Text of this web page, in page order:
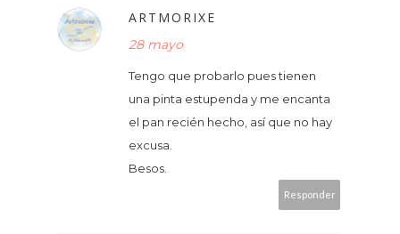
ARTMORIXE
28 mayo
Tengo que probarlo pues tienen
una pinta estupenda y me encanta
el pan recién hecho, así que no hay
excusa.
Besos.
Responder